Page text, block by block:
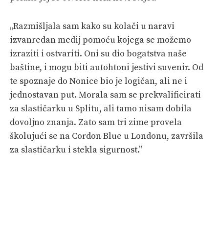
„Razmišljala sam kako su kolači u naravi
izvanredan medij pomoću kojega se možemo
izraziti i ostvariti. Oni su dio bogatstva naše
baštine, i mogu biti autohtoni jestivi suvenir. Od
te spoznaje do Nonice bio je logičan, ali ne i
jednostavan put. Morala sam se prekvalificirati
za slastičarku u Splitu, ali tamo nisam dobila
dovoljno znanja. Zato sam tri zime provela
školujući se na Cordon Blue u Londonu, završila
za slastičarku i stekla sigurnost.”